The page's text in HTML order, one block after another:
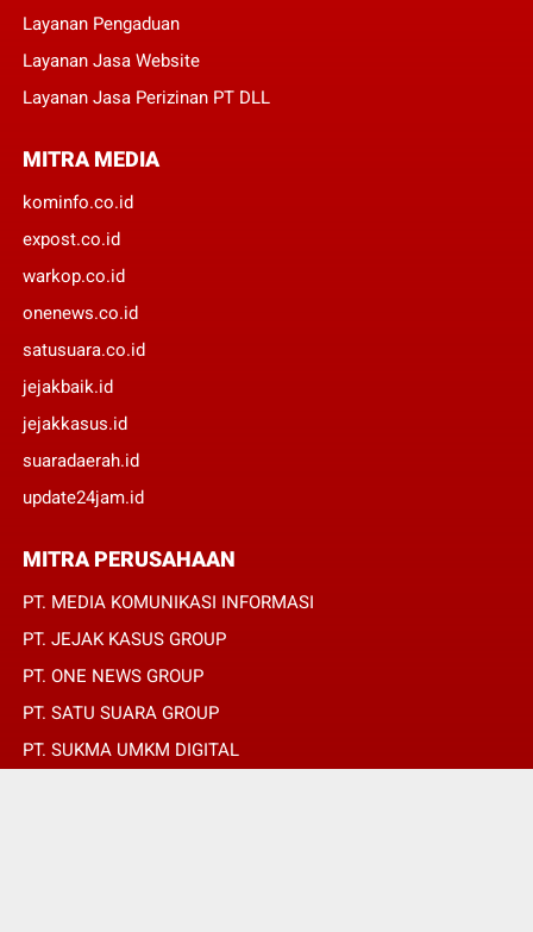
Layanan Pengaduan
Layanan Jasa Website
Layanan Jasa Perizinan PT DLL
MITRA MEDIA
kominfo.co.id
expost.co.id
warkop.co.id
onenews.co.id
satusuara.co.id
jejakbaik.id
jejakkasus.id
suaradaerah.id
update24jam.id
MITRA PERUSAHAAN
PT. MEDIA KOMUNIKASI INFORMASI
PT. JEJAK KASUS GROUP
PT. ONE NEWS GROUP
PT. SATU SUARA GROUP
PT. SUKMA UMKM DIGITAL